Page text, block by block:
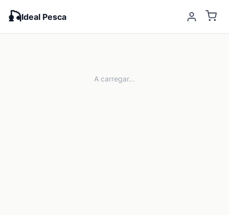
🎣Ideal Pesca
A carregar...